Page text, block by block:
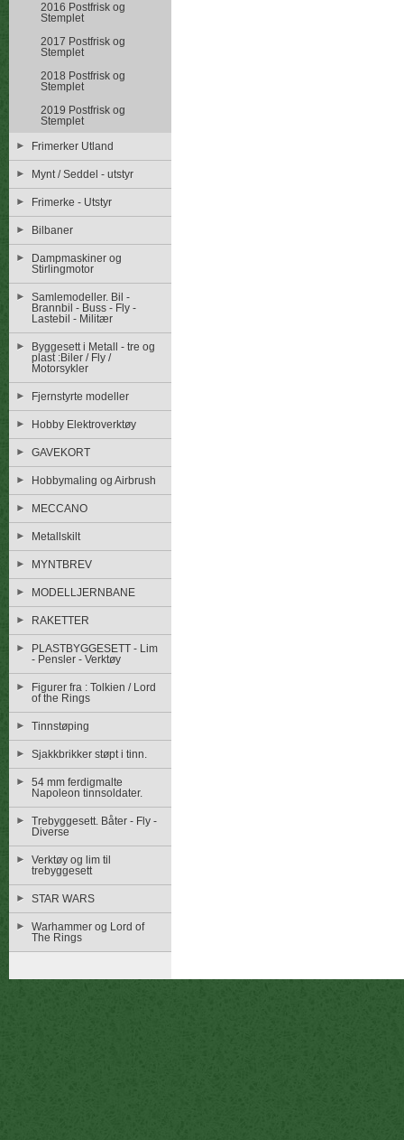
2016 Postfrisk og
Stemplet
2017 Postfrisk og
Stemplet
2018 Postfrisk og
Stemplet
2019 Postfrisk og
Stemplet
Frimerker Utland
Mynt / Seddel - utstyr
Frimerke - Utstyr
Bilbaner
Dampmaskiner og
Stirlingmotor
Samlemodeller. Bil -
Brannbil - Buss - Fly -
Lastebil - Militær
Byggesett i Metall - tre og
plast :Biler / Fly /
Motorsykler
Fjernstyrte modeller
Hobby Elektroverktøy
GAVEKORT
Hobbymaling og Airbrush
MECCANO
Metallskilt
MYNTBREV
MODELLJERNBANE
RAKETTER
PLASTBYGGESETT - Lim
- Pensler - Verktøy
Figurer fra : Tolkien / Lord
of the Rings
Tinnstøping
Sjakkbrikker støpt i tinn.
54 mm ferdigmalte
Napoleon tinnsoldater.
Trebyggesett. Båter - Fly -
Diverse
Verktøy og lim til
trebyggesett
STAR WARS
Warhammer og Lord of
The Rings